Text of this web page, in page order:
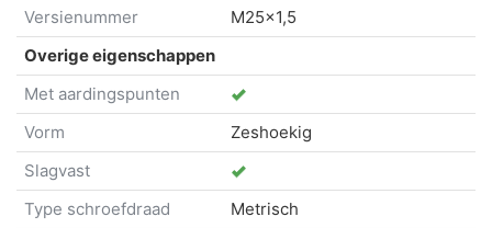
Versienummer
M25x1,5
Overige eigenschappen
Met aardingspunten
Vorm
Zeshoekig
Slagvast
Type schroefdraad
Metrisch